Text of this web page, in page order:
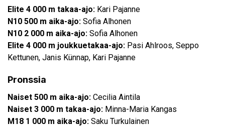
Elite 4 000 m takaa-ajo: Kari Pajanne
N10 500 m aika-ajo: Sofia Alhonen
N10 2 000 m aika-ajo: Sofia Alhonen
Elite 4 000 m joukkuetakaa-ajo: Pasi Ahlroos, Seppo
Kettunen, Janis Künnap, Kari Pajanne
Pronssia
Naiset 500 m aika-ajo: Cecilia Aintila
Naiset 3 000 m takaa-ajo: Minna-Maria Kangas
M18 1 000 m aika-ajo: Saku Turkulainen